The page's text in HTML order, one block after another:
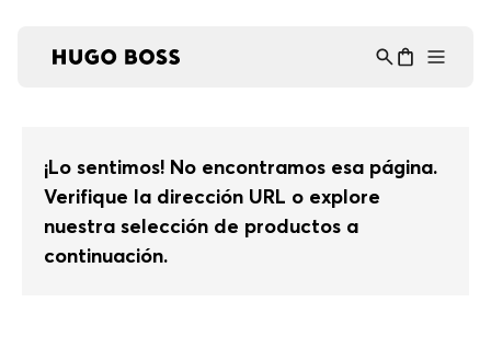
¡Lo sentimos! No encontramos esa página.
Verifique la dirección URL o explore
nuestra selección de productos a
continuación.
Asistente Virtual
en línea ⋮